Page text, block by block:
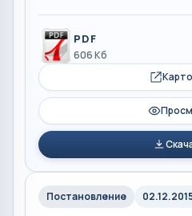
PDF
606 Кб
Постановление